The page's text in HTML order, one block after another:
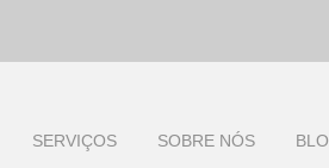
SERVIÇOS SOBRE NÓS